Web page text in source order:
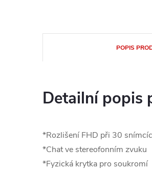
POPIS
Detailní popis
*Rozlišení FHD při 30
*Chat ve stereofonním zvuku
*Fyzická krytka pro soukromí